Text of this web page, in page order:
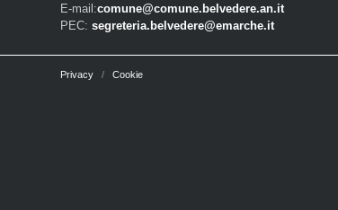
E-mail:comune@comune.belvedere.an.it
PEC: segreteria.belvedere@emarche.it
Privacy Cookie